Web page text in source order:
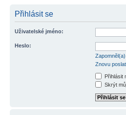
Přihlásit se
Uživatelské jméno:
Heslo:
Znovu
Přihlásit
Skrýt